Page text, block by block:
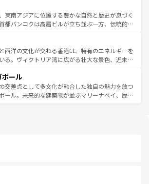
包まれながら、韓国の多彩な魅力を心ゆくまで味
わってみてほしい。 なお、新着の韓国情報はコンテンツ一
してほしい。
展と共に伝統が息づく。ハノイの古い町並みやホ
市のフランス統治時代の建物も、独特の雰囲気を
ている。また、バラエティの豊かさとおいしさで
ォーやバインミー、ベトナムコーヒーなどは、ぜ
味わいたい。どの地域を訪れてもあたたかい人々
を迎えてくれるので、きっと忘れられない旅にな
ほしい。
東南アジアに位置する豊かな自然と歴史が息づく
都バンコクは高層ビルが立ち並ぶ一方、伝統的な
交差している。北部ではチェンマイなどの山岳地
と触れ合い、南部ではプーケットやクラビの美し
でリゾート気分を楽しむことができる。タイ料理
気候は一年中温暖で、どの季節にも異なる楽しみ
いる。親しみやすいタイの人々、仏教を中心とし
そして多様な観光資源が、訪れる旅人を魅了し続
西洋の文化が交わる香港は、特有のエネルギーを
る。ヴィクトリア湾に広がる壮大な景色、近未来
を訪れても感動するはず。観光スポットが密集し
効率よく見どころを回れるのも魅力。息をのむよ
から文化的な体験まで、香港を存分に楽しみ尽く
ポール
交差点として多文化が融合した独自の魅力を放つ
ール。未来的な建築物が並ぶマリーナベイ、歴史
カーズは地元の風情を楽しめる外せないスポット